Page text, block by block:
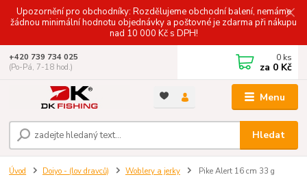
Upozornění pro obchodníky: Rozdělujeme obchodní balení, nemáme
žádnou minimální hodnotu objednávky a poštovné je zdarma při nákupu
nad 10 000 Kč s DPH!
Menu
Hledat
+420 739 734 025
(Po-Pá, 7-18 hod.)
0 ks
za 0 Kč
Úvod Doiyo - (lov dravců) Woblery a jerky Pike Alert 16 cm 33 g